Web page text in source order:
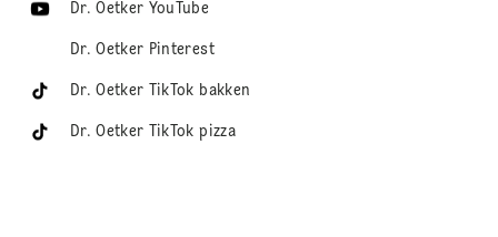
Dr. Oetker YouTube
Dr. Oetker Pinterest
Dr. Oetker TikTok bakken
Dr. Oetker TikTok pizza